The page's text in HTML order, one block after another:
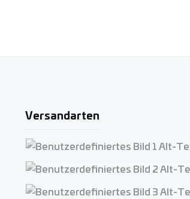
Versandarten
Benutzerdefiniertes Bild 1
Benutzerdefiniertes Bild 2